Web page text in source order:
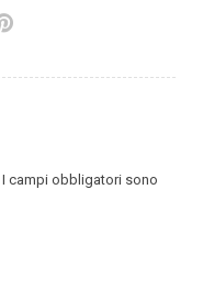
I campi obbligatori sono